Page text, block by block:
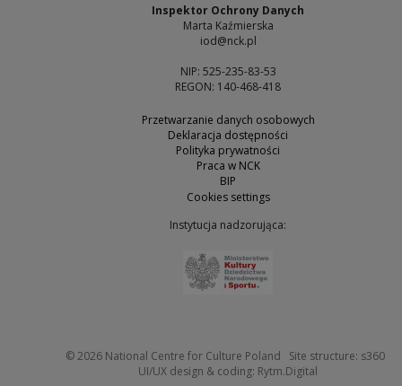
Inspektor Ochrony Danych
Marta Kaźmierska
iod@nck.pl
NIP: 525-235-83-53
REGON: 140-468-418
Przetwarzanie danych osobowych
Deklaracja dostępności
Polityka prywatności
Praca w NCK
BIP
Cookies settings
Instytucja nadzorująca:
© 2026 National Centre for Culture Poland Site structure: s360
UI/UX design & coding: Rytm.Digital